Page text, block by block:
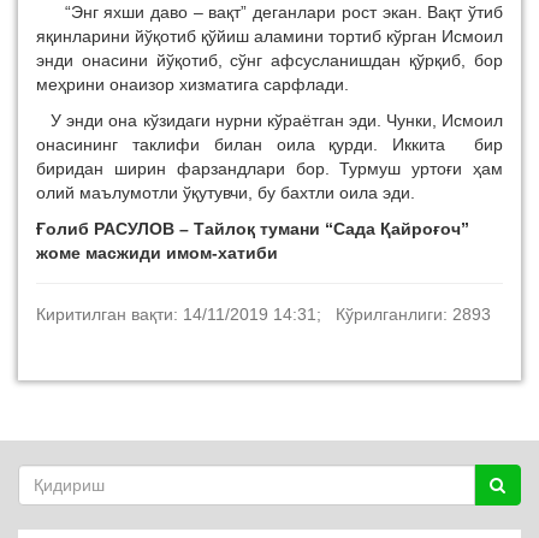
“Энг яхши даво – вақт” деганлари рост экан. Вақт ўтиб
яқинларини йўқотиб қўйиш аламини тортиб кўрган Исмоил
энди онасини йўқотиб, сўнг афсусланишдан қўрқиб, бор
меҳрини онаизор хизматига сарфлади.
У энди она кўзидаги нурни кўраётган эди. Чунки, Исмоил
онасининг таклифи билан оила қурди. Иккита бир
биридан ширин фарзандлари бор. Турмуш уртоғи ҳам
олий маълумотли ўқутувчи, бу бахтли оила эди.
Ғолиб РАСУЛОВ – Тайлоқ тумани “Сада Қайроғоч”
жоме масжиди имом-хатиби
Киритилган вақти: 14/11/2019 14:31; Кўрилганлиги: 2893